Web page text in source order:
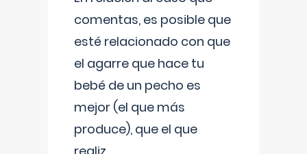
comentas, es posible que
esté relacionado con que
el agarre que hace tu
bebé de un pecho es
mejor (el que más
produce), que el que